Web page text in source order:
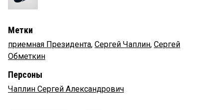
Метки
приемная Президента, Сергей Чаплин, Сергей
Обметкин
Персоны
Чаплин Сергей Александрович